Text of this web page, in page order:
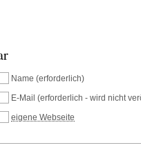
Name (erforderlich)
E-Mail (erforderlich - wird nicht
eigene Webseite